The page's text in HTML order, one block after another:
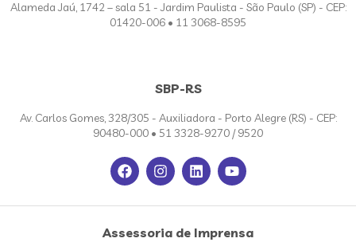
Alameda Jaú, 1742 – sala 51 - Jardim Paulista - São Paulo (SP) - CEP:
01420-006 • 11 3068-8595
SBP-RS
Av. Carlos Gomes, 328/305 - Auxiliadora - Porto Alegre (RS) - CEP:
90480-000 • 51 3328-9270 / 9520
Assessoria de Imprensa